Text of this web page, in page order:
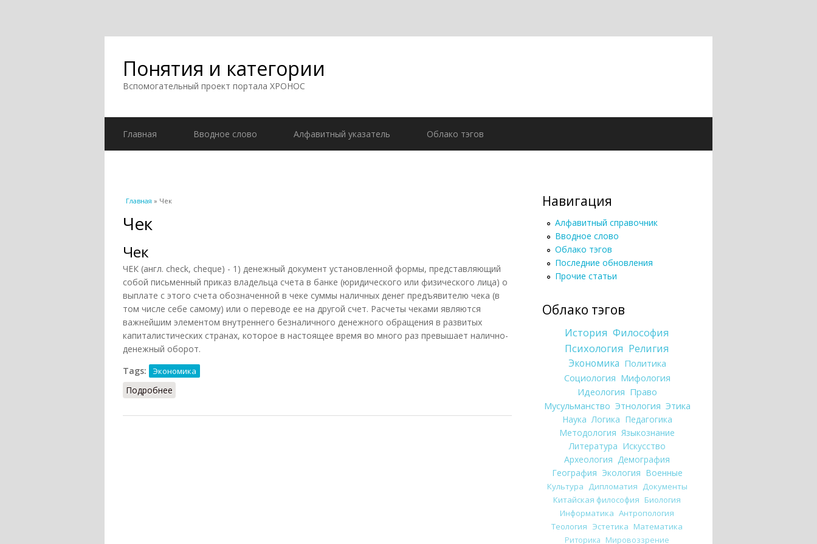
Понятия и категории
Вспомогательный проект портала ХРОНОС
Главная Вводное слово Алфавитный указатель Облако тэгов
Вы здесь
Главная » Чек
Чек
Чек
ЧЕК (англ. check, cheque) - 1) денежный документ установленной формы, представляющий
собой письменный приказ владельца счета в банке (юридического или физического лица) о
выплате с этого счета обозначенной в чеке суммы наличных денег предъявителю чека (в
том числе себе самому) или о переводе ее на другой счет. Расчеты чеками являются
важнейшим элементом внутреннего безналичного денежного обращения в развитых
капиталистических странах, которое в настоящее время во много раз превышает налично-
денежный оборот.
Tags:
Экономика
Подробнее
Навигация
Алфавитный справочник
Вводное слово
Облако тэгов
Последние обновления
Прочие статьи
Облако тэгов
История Философия
Психология Религия
Экономика Политика
Социология Мифология
Идеология Право
Мусульманство Этнология Этика
Наука Логика Педагогика
Методология Языкознание
Литература Искусство
Археология Демография
География Экология Военные
Культура Дипломатия Документы
Китайская философия Биология
Информатика Антропология
Теология Эстетика Математика
Риторика Мировоззрение